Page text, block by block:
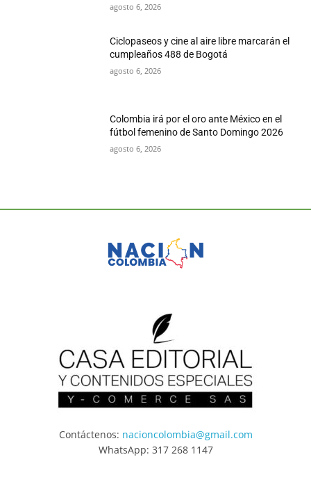
agosto 6, 2026
Ciclopaseos y cine al aire libre marcarán el
cumpleaños 488 de Bogotá
agosto 6, 2026
Colombia irá por el oro ante México en el
fútbol femenino de Santo Domingo 2026
agosto 6, 2026
Contáctenos: nacioncolombia@gmail.com
WhatsApp: 317 268 1147